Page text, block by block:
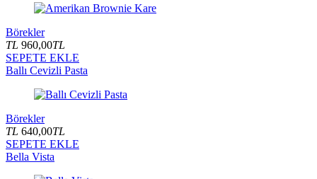
Börekler
TL 960,00TL
SEPETE EKLE
Ballı Cevizli Pasta
Börekler
TL 640,00TL
SEPETE EKLE
Bella Vista